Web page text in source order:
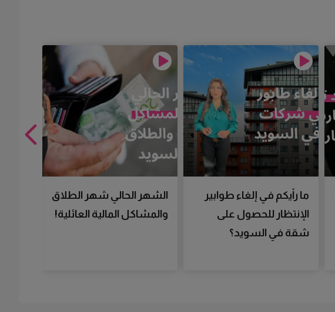
ما رأيكم في إلغاء طوابير
الإنتظار للحصول على
شقة في السويد؟
الشهر الحالي شهر الطلاق
والمشاكل المالية العائلية!